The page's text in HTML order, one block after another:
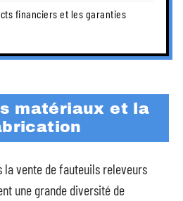
financiers et les garanties
matériaux et la
la vente de fauteuils releveurs
une grande diversité de